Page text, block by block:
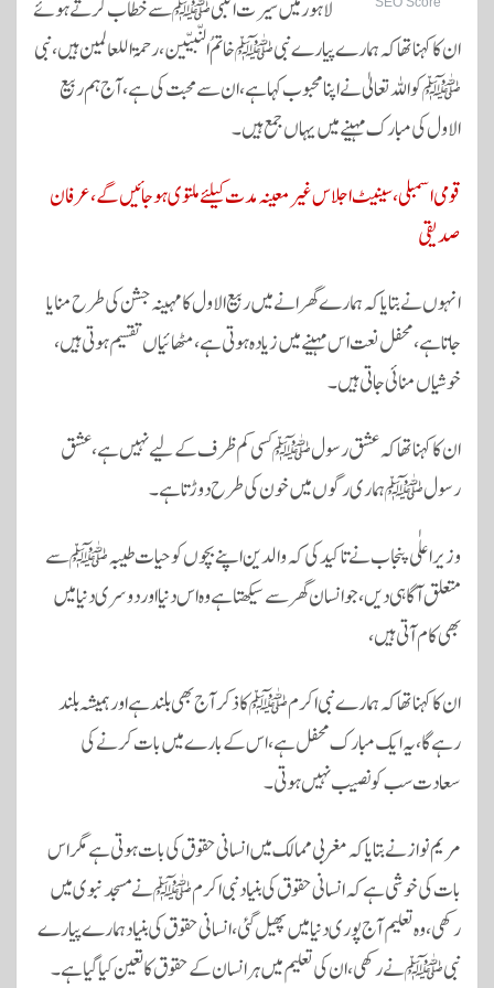
لاہور میں سیرت النبی ﷺ سے خطاب کرتے ہوئے
ان کا کہنا تھا کہ ہمارے پیارے نبی ﷺ خاتمُ النّبیّین، رحمۃ اللعالمین ہیں، نبی
ﷺ کو اللہ تعالیٰ نے اپنا محبوب کہا ہے، ان سے محبت کی ہے، آج ہم ربیع
الاول کی مبارک مہینے میں یہاں جمع ہیں۔
قومی اسمبلی، سینیٹ اجلاس غیر معینہ مدت کیلئے ملتوی ہو جائیں گے، عرفان
صدیقی
انہوں نے بتایا کہ ہمارے گھرانے میں ربیع الاول کا مہینہ جشن کی طرح منایا
جاتا ہے،محفل نعت اس مہینے میں زیادہ ہوتی ہے، مٹھائیاں تقسیم ہوتی ہیں،
خوشیاں منائی جاتی ہیں۔
ان کا کہنا تھا کہ عشق رسولﷺ کسی کم ظرف کے لیے نہیں ہے، عشق
رسولﷺ ہماری رگوں میں خون کی طرح دوڑتا ہے۔
وزیر اعلٰی پنجاب نے تاکید کی کہ والدین اپنے بچوں کو حیات طیبہﷺ سے
متعلق آگاہی دیں، جو انسان گھر سے سیکھتا ہے وہ اس دنیا اور دوسری دنیا میں
بھی کام آتی ہیں،
ان کا کہنا تھا کہ ہمارے نبی اکرم ﷺکا ذکر آج بھی بلند ہے اور ہمیشہ بلند
رہے گا، یہ ایک مبارک محفل ہے، اس کے بارے میں بات کرنے کی
سعادت سب کو نصیب نہیں ہوتی۔
مریم نواز نے بتایا کہ مغربی ممالک میں انسانی حقوق کی بات ہوتی ہے مگر اس
بات کی خوشی ہے کہ انسانی حقوق کی بنیاد نبی اکرم ﷺ نے مسجد نبوی میں
رکھی، وہ تعلیم آج پوری دنیا میں پھیل گئی، انسانی حقوق کی بنیاد ہمارے پیارے
نبی ﷺ نے رکھی، ان کی تعلیم میں ہر انسان کے حقوق کا تعین کیا گیا ہے۔